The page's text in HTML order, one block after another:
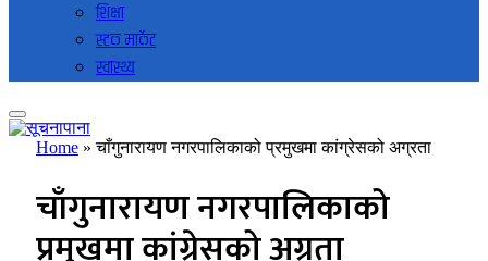
शिक्षा
स्टक मार्केट
स्वास्थ्य
Home »चाँगुनारायण नगरपालिकाको प्रमुखमा कांग्रेसको अग्रता
चाँगुनारायण नगरपालिकाको